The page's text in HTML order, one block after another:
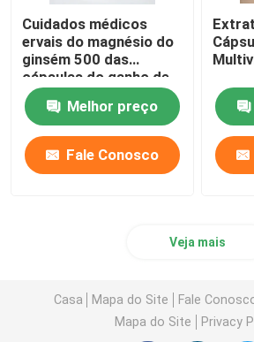
Cuidados médicos
ervais do magnésio do
ginsém 500 das
cápsulas do ganho de
peso dos adultos
Melhor preço
Fale Conosco
Veja mais
Casa Mapa do Site Fale
Mapa do Site
Privacy